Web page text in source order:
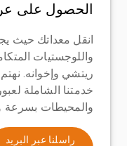
الحصول على
انقل معداتك حيث
واللوجستيات
ريتشي وإخوانه.
خدمتنا الشاملة
والمحيطات بسرعة
راسلنا عبر البريد